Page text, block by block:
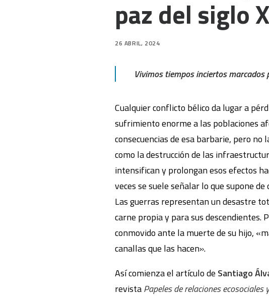
paz del siglo
26 ABRIL, 2024
Vivimos tiempos inciertos marcados
Cualquier conflicto bélico da lugar a
sufrimiento enorme a las poblaciones
consecuencias de esa barbarie, pero no
como la destrucción de las
intensifican y prolongan esos efectos
veces se suele señalar lo que supone
Las guerras representan un desastre
carne propia y para sus descendientes.
conmovido ante la muerte de su hijo,
canallas que las hacen».
Así comienza el artículo de Santiago
revistaPapeles de relaciones ecosociales